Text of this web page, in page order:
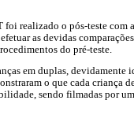
foi realizado o pós-teste
as devidas
do pré-teste.
em duplas,
o que cada criança
sendo filmadas por